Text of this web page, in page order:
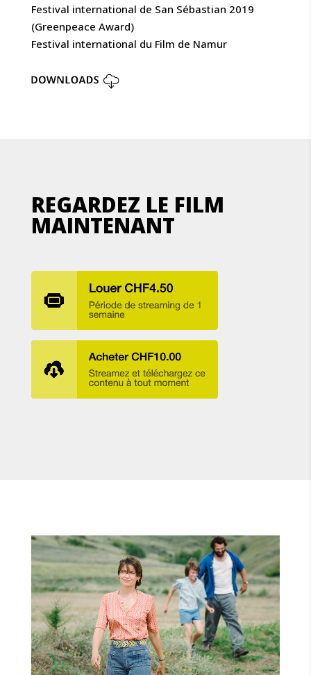
Festival international de San Sébastian 2019
(Greenpeace Award)
Festival international du Film de Namur
REGARDEZ LE FILM
MAINTENANT